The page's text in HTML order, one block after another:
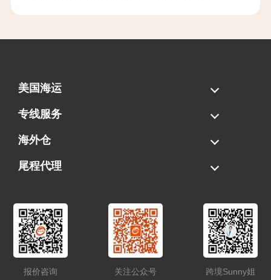
美国海运
海运拼柜
海运整柜
美国海卡
加拿大海运
专线服务
FBA专线直送
超大件专线
AWD专线
电池专线
海外仓
一件代发
FBA中转
贴标换标
拆柜/存储
尾程代理
报价咨询 关注公众号 跨境Sunny姐